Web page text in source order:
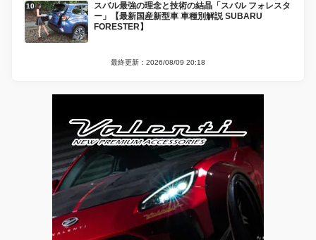
スバル最強の理念と技術の結晶「スバル フォレスタ
ー」【最新国産新型車 車種別解説 SUBARU
FORESTER】
最終更新：2026/08/09 20:18